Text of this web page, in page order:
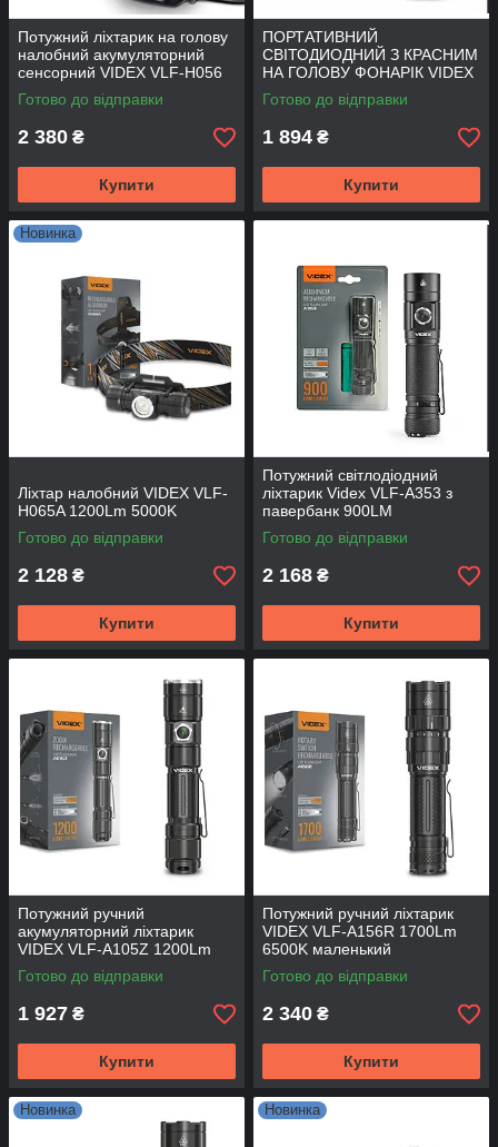
Потужний ліхтарик на голову
налобний акумуляторний
сенсорний VIDEX VLF-H056
1400Lm 6500K з датчиком
руху
Готово до відправки
2 380 ₴
Купити
ПОРТАТИВНИЙ
СВІТОДИОДНИЙ З КРАСНИМ
НА ГОЛОВУ ФОНАРІК VIDEX
VLF-A244RH 600LM 5000K
Готово до відправки
1 894 ₴
Купити
Новинка
Ліхтар налобний VIDEX VLF-
H065A 1200Lm 5000K
Готово до відправки
2 128 ₴
Купити
Потужний світлодіодний
ліхтарик Videx VLF-A353 з
павербанк 900LM
акумулятор 21700 (4000mah)
Готово до відправки
2 168 ₴
Купити
Потужний ручний
акумуляторний ліхтарик
VIDEX VLF-A105Z 1200Lm
5000K
Готово до відправки
1 927 ₴
Купити
Потужний ручний ліхтарик
VIDEX VLF-A156R 1700Lm
6500K маленький
акумуляторний
Готово до відправки
2 340 ₴
Купити
Новинка Новинка